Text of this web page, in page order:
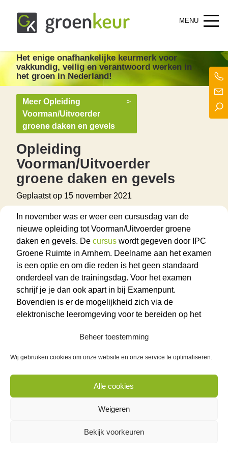
Beheer toestemming
Wij gebruiken cookies om onze website en onze service te optimaliseren.
Alle cookies
Weigeren
Bekijk voorkeuren
Groenkeur
Het enige onafhankelijke keurmerk voor groen in Nederland!
Het enige onafhankelijke keurmerk voor
vakkundig, veilig en verantwoord werken in
het groen in Nederland!
Meer Opleiding
Voorman/Uitvoerder
groene daken en gevels
>
Opleiding
Voorman/Uitvoerder
groene daken en gevels
Geplaatst op 15 november 2021
In november was er weer een cursusdag van de
nieuwe opleiding tot Voorman/Uitvoerder groene
daken en gevels. De cursus wordt gegeven door IPC
Groene Ruimte in Arnhem. Deelname aan het examen
is een optie en om die reden is het geen standaard
onderdeel van de trainingsdag. Voor het examen
schrijf je je dan ook apart in bij Examenpunt.
Bovendien is er de mogelijkheid zich via de
elektronische leeromgeving voor te bereiden op het
gevels leidt tot Groenkeur-certificering. Als instapeis
persoonscertificaat Medewerker groene daken en
gevels Aanleg. In het laatste kwartaal van 2020 zijn de
vernieuwde opleidingen en examens voor de
gevelbegroening Aanleg enMedewerker Dak- en